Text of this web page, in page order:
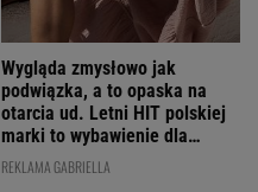
Wygląda zmysłowo jak
podwiązka, a to opaska na
otarcia ud. Letni HIT polskiej
marki to wybawienie dla
kobiet!
REKLAMA GABRIELLA